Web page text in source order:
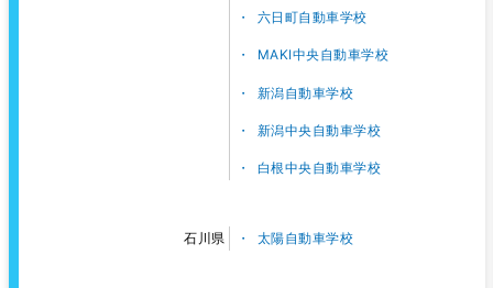
六日町自動車学校
MAKI中央自動車学校
新潟自動車学校
新潟中央自動車学校
白根中央自動車学校
石川県 太陽自動車学校